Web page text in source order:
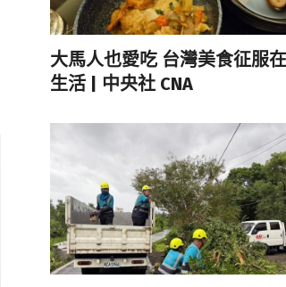
大馬人也愛吃 台灣美食征服在
生活 | 中央社 CNA